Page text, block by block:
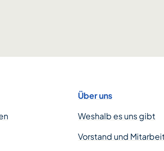
Über uns
Weshalb es uns gibt
Vorstand und